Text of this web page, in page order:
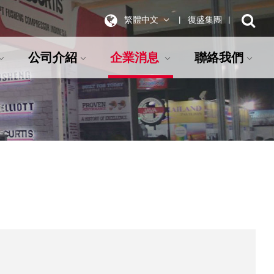
繁體中文 復盛集團
公司介紹 企業消息 聯絡我們